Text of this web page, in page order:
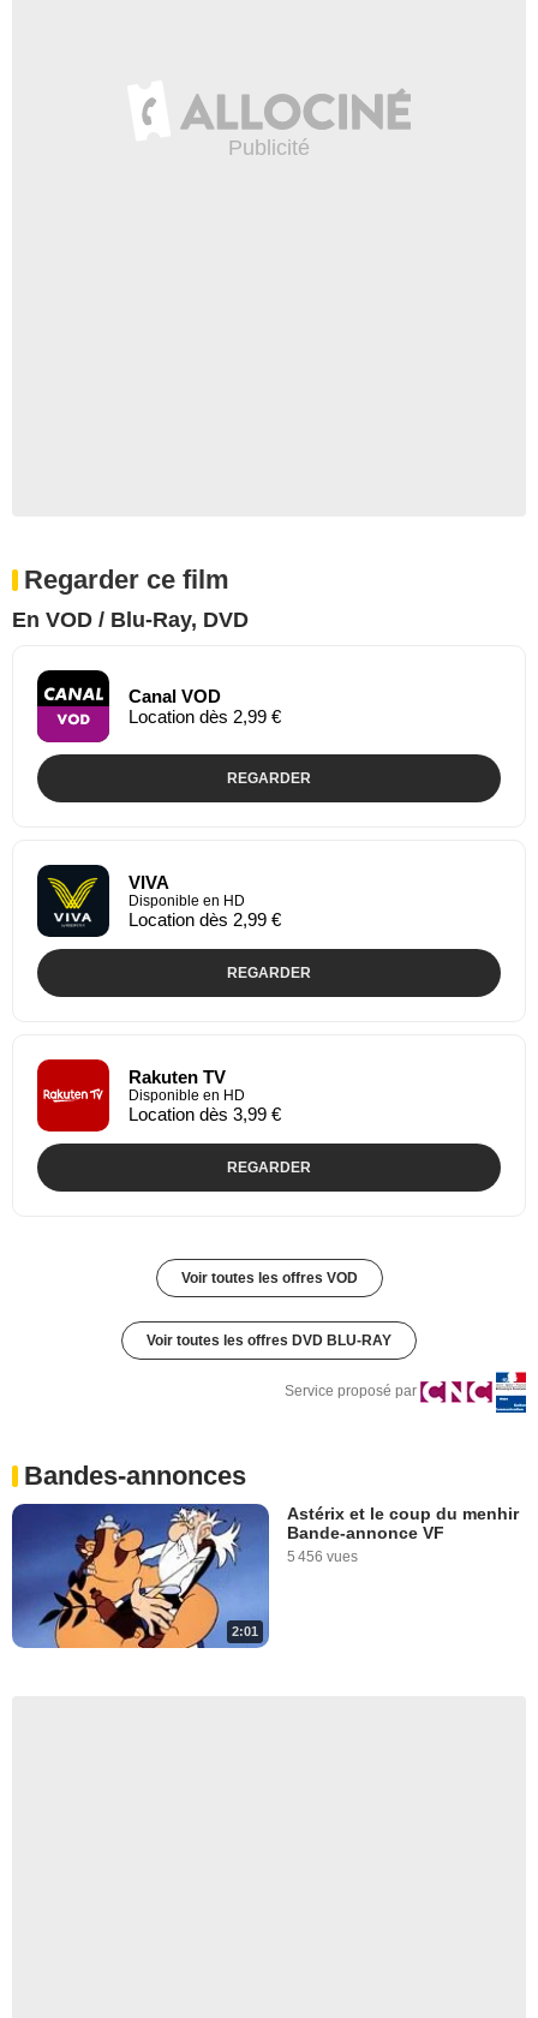
Regarder ce film
En VOD / Blu-Ray, DVD
Canal VOD
Location dès 2,99 €
REGARDER
VIVA
Disponible en HD
Location dès 2,99 €
REGARDER
Rakuten TV
Disponible en HD
Location dès 3,99 €
REGARDER
Voir toutes les offres VOD
Voir toutes les offres DVD BLU-RAY
Service proposé par
Bandes-annonces
2:01
Astérix et le coup du menhir
Bande-annonce VF
5 456 vues